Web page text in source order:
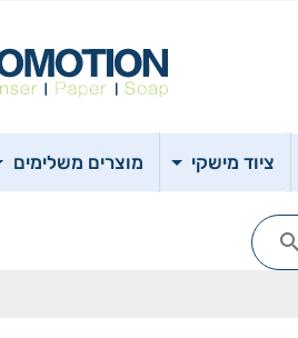
ציוד מישקי מוצרים משלימים